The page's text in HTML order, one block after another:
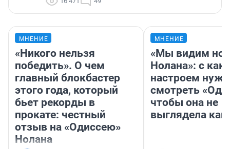
МНЕНИЕ
«Никого нельзя
победить». О чем
главный блокбастер
этого года, который
бьет рекорды в
прокате: честный
отзыв на «Одиссею»
Нолана
МНЕНИЕ
«Мы видим
Нолана»: с
настроем
смотреть
чтобы она не
выглядела как